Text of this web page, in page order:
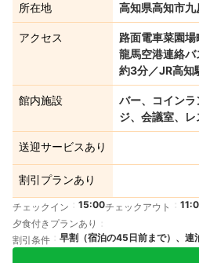
所在地 高知県高知市
アクセス
路面電車菜園
龍馬空港連絡
約3分／JR高知
館内施設
バー、コイン
ジ、会議室、
送迎サービスあり
割引プランあり
チェックイン 15:00チェックアウト
夕食付きプランあり
割引条件
早割（宿泊の45日前まで）、連